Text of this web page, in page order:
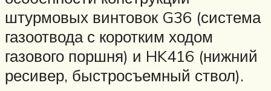
штурмовых винтовок G36 (система
газоотвода с коротким ходом
газового поршня) и HK416 (нижний
ресивер, быстросъемный ствол).